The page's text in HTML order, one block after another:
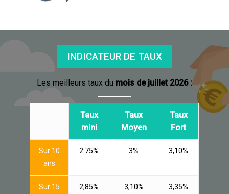
INDICATEUR DE TAUX
Les meilleurs taux du mois de juillet 2026 :
Taux
mini
Taux
Moyen
Taux
Fort
Sur 10
ans
2.75% 3% 3,10%
Sur 15 2,85% 3,10% 3,35%